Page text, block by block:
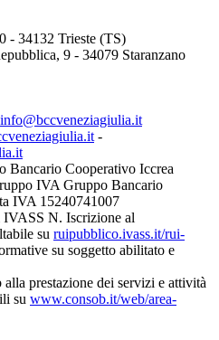
- 34132 Trieste (TS)
9 - 34079 Staranzano
info@bccveneziagiulia.it
-
Bancario Cooperativo Iccrea
IVA Gruppo Bancario
IVA 15240741007
IVASS N. Iscrizione al
su ruipubblico.ivass.it/rui-
su soggetto abilitato e
prestazione dei servizi e attività
su www.consob.it/web/area-